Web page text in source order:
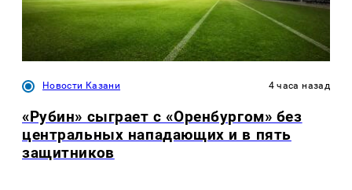
Новости Казани 4 часа назад
«Рубин» сыграет с «Оренбургом» без
центральных нападающих и в пять
защитников